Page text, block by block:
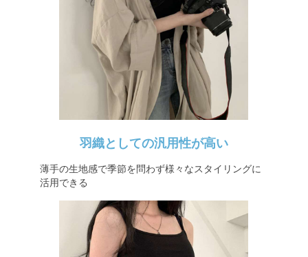
羽織としての汎用性が高い
薄手の生地感で季節を問わず様々なスタイリングに
活用できる